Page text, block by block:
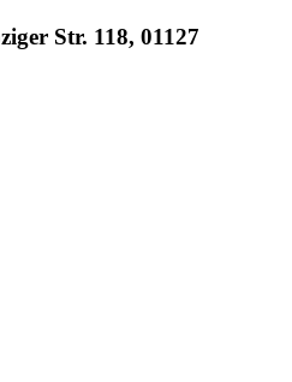
Str. 118, 01127